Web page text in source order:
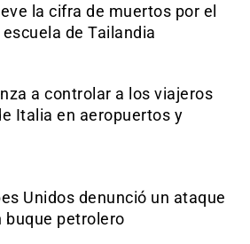
la cifra de muertos por el
de Tailandia
a controlar a los viajeros
Italia en aeropuertos y
Unidos denunció un ataque
buque petrolero